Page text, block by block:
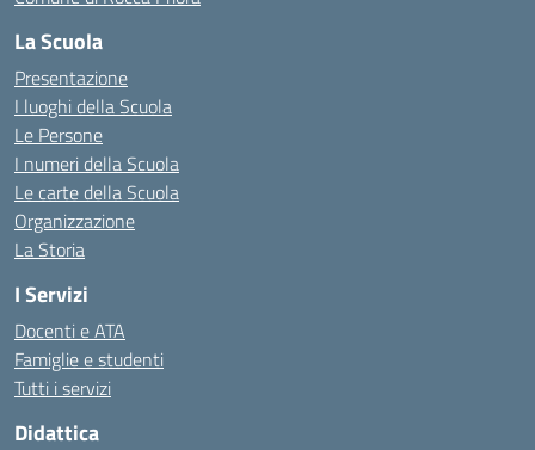
La Scuola
Presentazione
I luoghi della Scuola
Le Persone
I numeri della Scuola
Le carte della Scuola
Organizzazione
La Storia
I Servizi
Docenti e ATA
Famiglie e studenti
Tutti i servizi
Didattica